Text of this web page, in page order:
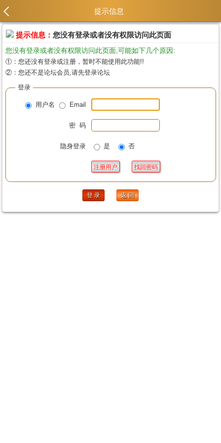
提示信息
提示信息： 您没有登录或者没有权限访问此页面
您没有登录或者没有权限访问此页面,可能如下几个原因:
①：您还没有登录或注册，暂时不能使用此功能!!
②：您还不是论坛会员,请先登录论坛
登录
用户名 Email
密 码
隐身登录 是 否